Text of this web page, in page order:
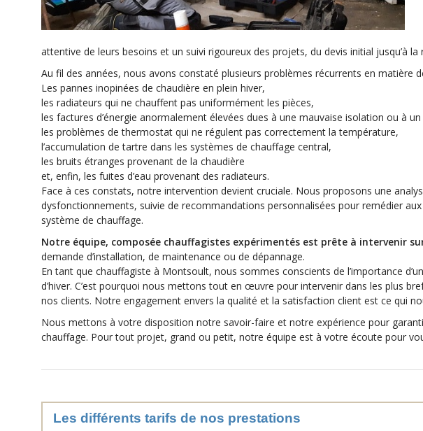
attentive de leurs besoins et un suivi rigoureux des projets, du devis initial jusqu’à la
Au fil des années, nous avons constaté plusieurs problèmes récurrents en matière
Les pannes inopinées de chaudière en plein hiver,
les radiateurs qui ne chauffent pas uniformément les pièces,
les factures d’énergie anormalement élevées dues à une mauvaise isolation ou à
les problèmes de thermostat qui ne régulent pas correctement la température,
l’accumulation de tartre dans les systèmes de chauffage central,
les bruits étranges provenant de la chaudière
et, enfin, les fuites d’eau provenant des radiateurs.
Face à ces constats, notre intervention devient cruciale. Nous proposons une
dysfonctionnements, suivie de recommandations personnalisées pour remédier
système de chauffage.
Notre équipe, composée chauffagistes expérimentés est prête à intervenir
demande d’installation, de maintenance ou de dépannage.
En tant que chauffagiste à Montsoult, nous sommes conscients de l’importance
d’hiver. C’est pourquoi nous mettons tout en œuvre pour intervenir dans les plus
nos clients. Notre engagement envers la qualité et la satisfaction client est ce qui
Nous mettons à votre disposition notre savoir-faire et notre expérience pour
chauffage. Pour tout projet, grand ou petit, notre équipe est à votre écoute pour
Les différents tarifs de nos prestations